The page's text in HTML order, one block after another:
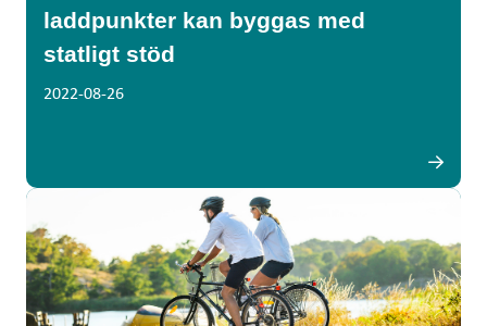
laddpunkter kan byggas med
statligt stöd
2022-08-26